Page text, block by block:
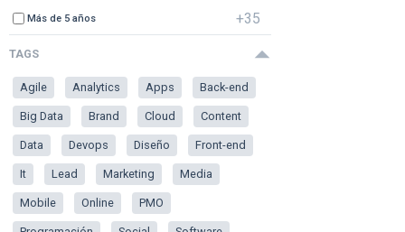
Más de 5 años +35
TAGS
Agile Analytics Apps Back-end
Big Data Brand Cloud Content
Data Devops Diseño Front-end
It Lead Marketing Media
Mobile Online PMO